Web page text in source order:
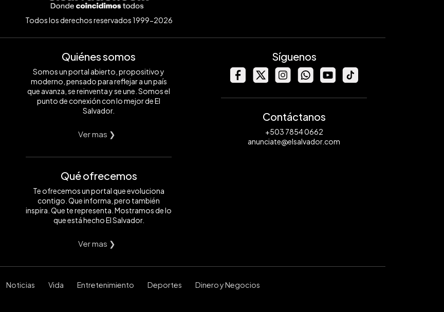
Todos los derechos reservados 1999-2026
Quiénes somos
Somos un portal abierto, propositivo y
moderno, pensado para reflejar a un país
que avanza, se reinventa y se une. Somos el
punto de conexión con lo mejor de El
Salvador.
Ver mas ❯
Qué ofrecemos
Te ofrecemos un portal que evoluciona
contigo. Que informa, pero también
inspira. Que te representa. Mostramos de lo
que está hecho El Salvador.
Ver mas ❯
Síguenos
Contáctanos
+503 7854 0662
anunciate@elsalvador.com
Noticias Vida Entretenimiento Deportes Dinero y Negocios